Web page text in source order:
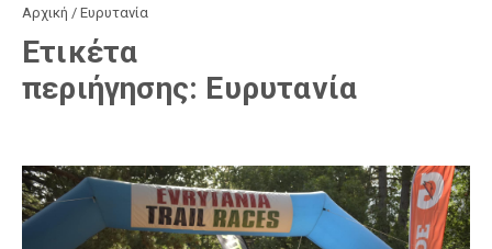
Αρχική / Ευρυτανία
Ετικέτα
περιήγησης: Ευρυτανία